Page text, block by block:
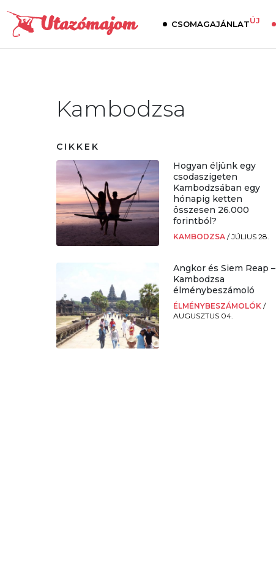
CSOMAGAJÁNLATÚJ
Kambodzsa
CIKKEK
Hogyan éljünk egy
csodaszigeten
Kambodzsában egy
hónapig ketten
összesen 26.000
forintból?
KAMBODZSA/JÚLIUS 28.
Angkor és Siem Reap –
Kambodzsa
élménybeszámoló
ÉLMÉNYBESZÁMOLÓK/
AUGUSZTUS 04.